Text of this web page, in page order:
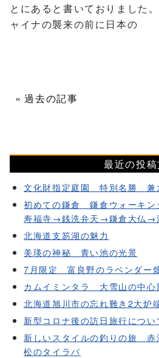
とにあると書いておりました
ャイナの襲来の前に日本の
過去の記事
最近の投稿
文化財指定庭園 特別名勝 兼
初めての鎌倉 鎌倉ウォーキ
寿福寺→銭洗弁天→鎌倉大仏→
北海道支笏湖の魅力
美瑛の神秘 青い池の光景
7月限定 富良野のラベンダー
カムイミンタラ 大雪山の中心
北海道旭川市の忘れ難き2大炉
新型コロナ後の訪日旅行につい
新しいスタイルの釣りの旅 赤
松のタイラバ